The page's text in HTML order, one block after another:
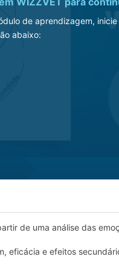
de aprendizagem,
abaixo:
de uma análise das
eficácia e efeitos